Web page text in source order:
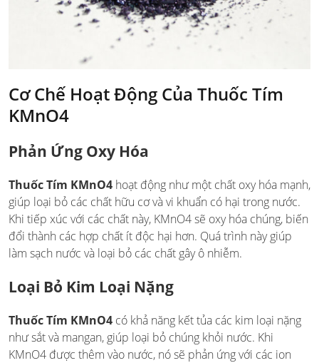
Cơ Chế Hoạt Động Của Thuốc Tím
KMnO4
Phản Ứng Oxy Hóa
Thuốc Tím KMnO4 hoạt động như một chất oxy hóa mạnh,
giúp loại bỏ các chất hữu cơ và vi khuẩn có hại trong nước.
Khi tiếp xúc với các chất này, KMnO4 sẽ oxy hóa chúng, biến
đổi thành các hợp chất ít độc hại hơn. Quá trình này giúp
làm sạch nước và loại bỏ các chất gây ô nhiễm.
Loại Bỏ Kim Loại Nặng
Thuốc Tím KMnO4 có khả năng kết tủa các kim loại nặng
như sắt và mangan, giúp loại bỏ chúng khỏi nước. Khi
KMnO4 được thêm vào nước, nó sẽ phản ứng với các ion